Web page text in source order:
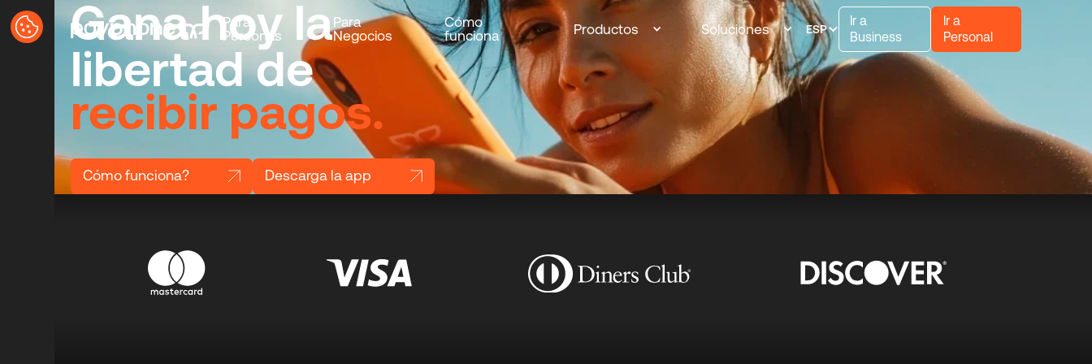
Para
Personas
Para
Negocios
Cómo
funciona
Productos Soluciones ESP
Ir a
Business
Ir a
Personal
Gana hoy la
libertad de
recibir pagos.
Cómo funciona? Descarga la app